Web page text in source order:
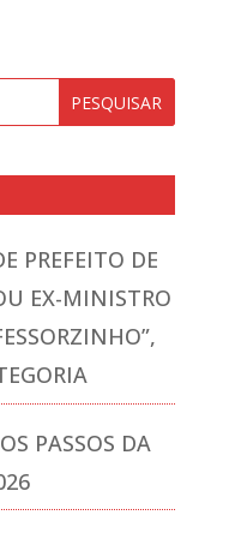
PREFEITO DE
EX-MINISTRO
PASSOS DA